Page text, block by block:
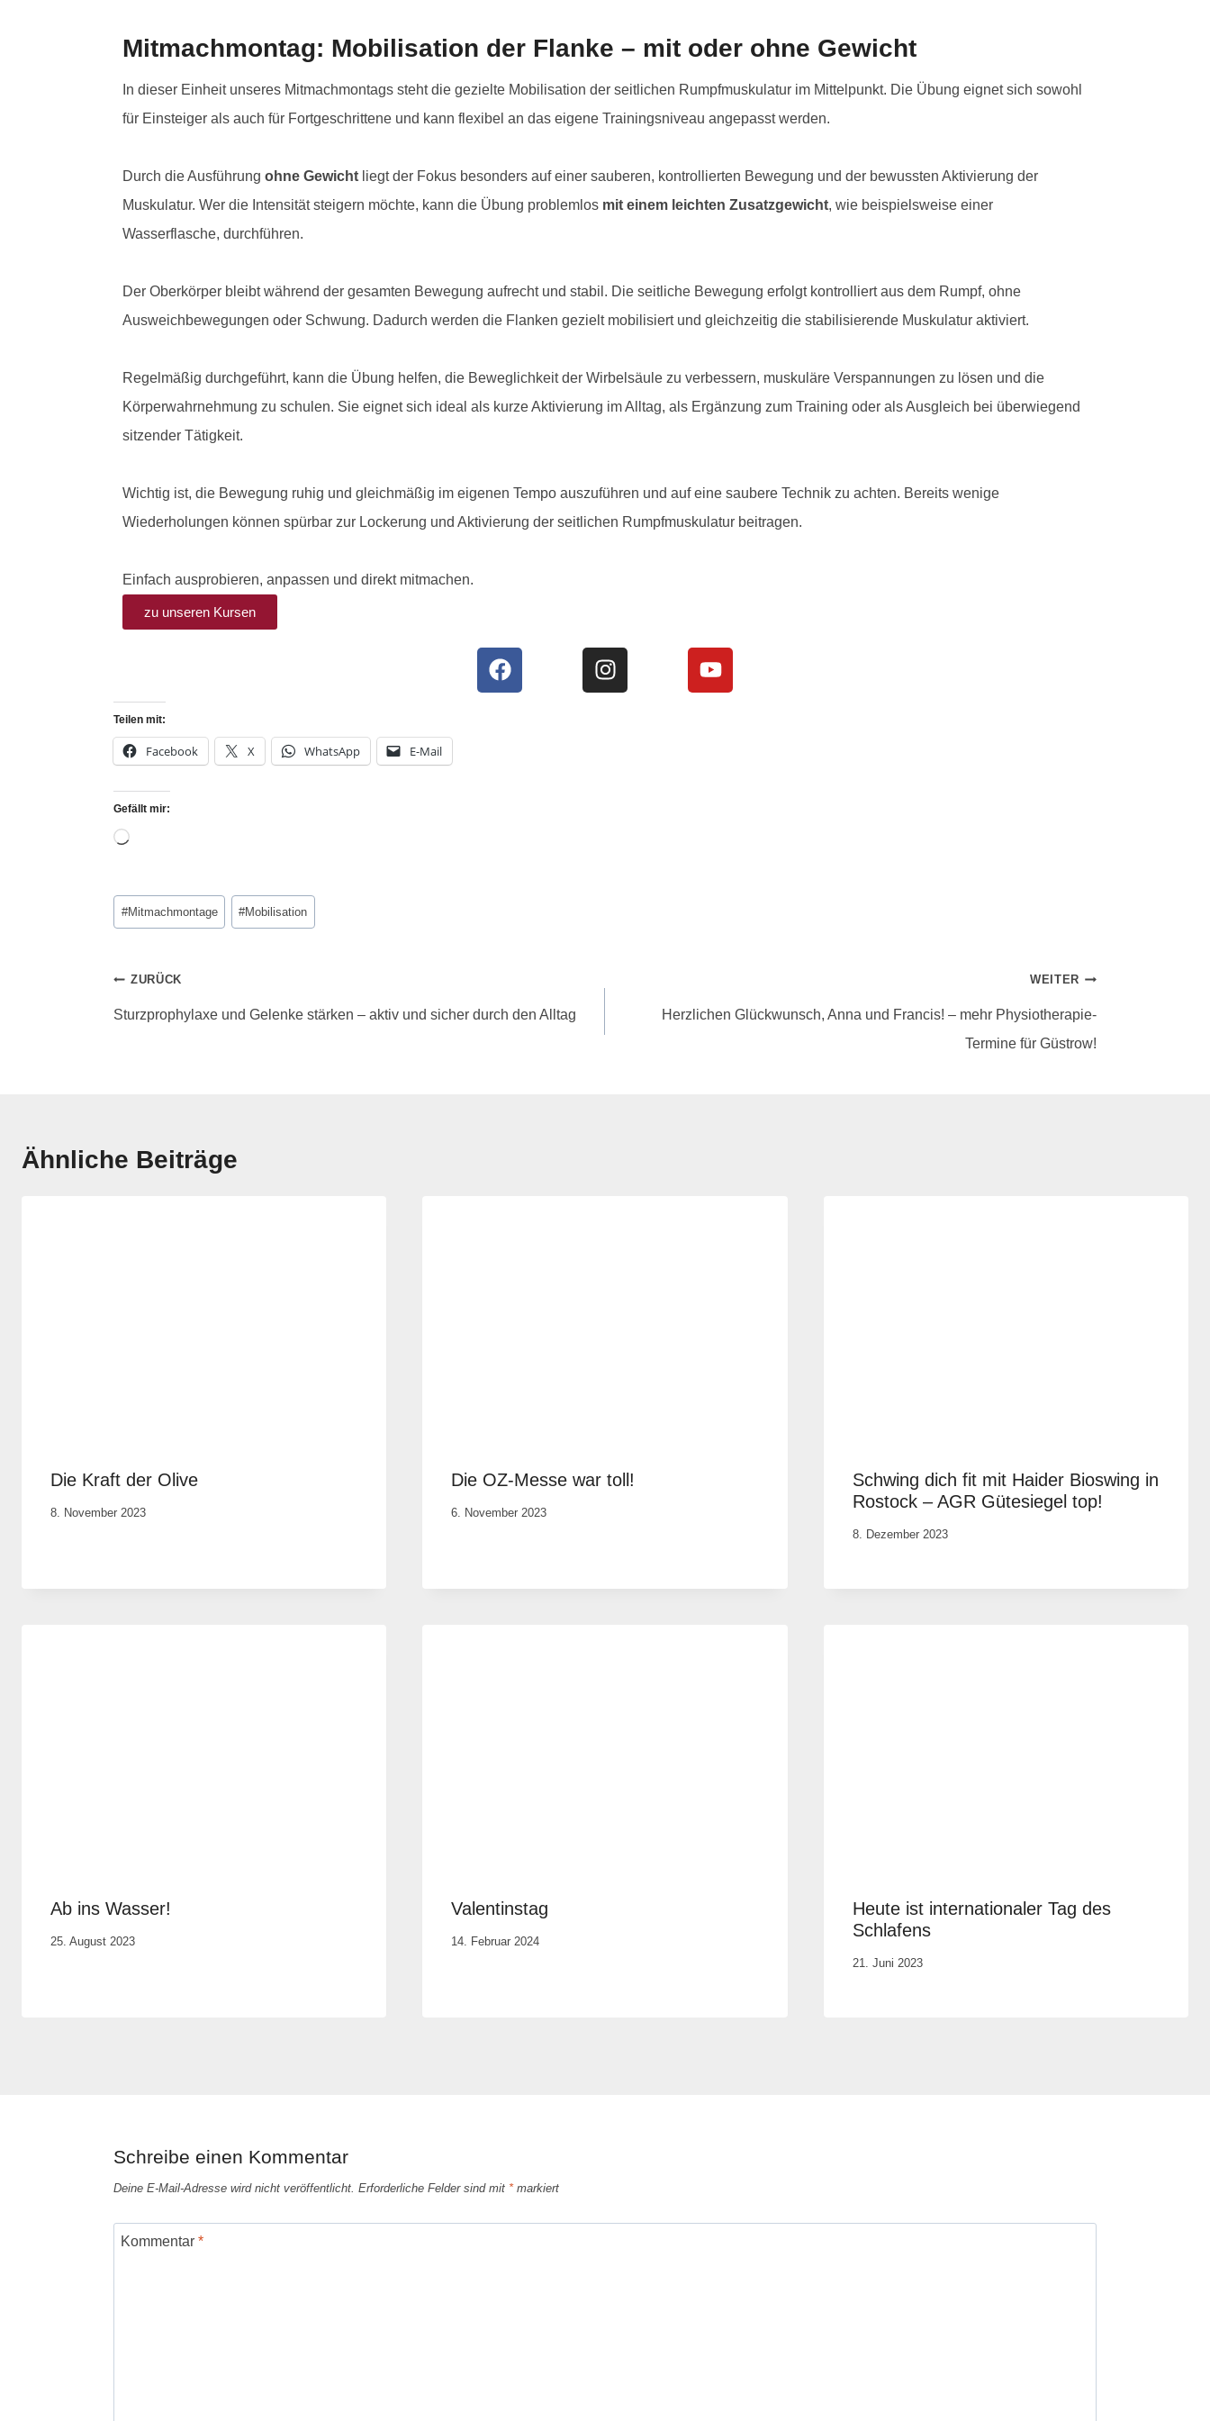
Mitmachmontag: Mobilisation der Flanke – mit oder ohne Gewicht
In dieser Einheit unseres Mitmachmontags steht die gezielte Mobilisation der seitlichen Rumpfmuskulatur im Mittelpunkt. Die Übung eignet sich sowohl
für Einsteiger als auch für Fortgeschrittene und kann flexibel an das eigene Trainingsniveau angepasst werden.
Durch die Ausführung ohne Gewicht liegt der Fokus besonders auf einer sauberen, kontrollierten Bewegung und der bewussten Aktivierung der
Muskulatur. Wer die Intensität steigern möchte, kann die Übung problemlos mit einem leichten Zusatzgewicht, wie beispielsweise einer
Wasserflasche, durchführen.
Der Oberkörper bleibt während der gesamten Bewegung aufrecht und stabil. Die seitliche Bewegung erfolgt kontrolliert aus dem Rumpf, ohne
Ausweichbewegungen oder Schwung. Dadurch werden die Flanken gezielt mobilisiert und gleichzeitig die stabilisierende Muskulatur aktiviert.
Regelmäßig durchgeführt, kann die Übung helfen, die Beweglichkeit der Wirbelsäule zu verbessern, muskuläre Verspannungen zu lösen und die
Körperwahrnehmung zu schulen. Sie eignet sich ideal als kurze Aktivierung im Alltag, als Ergänzung zum Training oder als Ausgleich bei überwiegend
sitzender Tätigkeit.
Wichtig ist, die Bewegung ruhig und gleichmäßig im eigenen Tempo auszuführen und auf eine saubere Technik zu achten. Bereits wenige
Wiederholungen können spürbar zur Lockerung und Aktivierung der seitlichen Rumpfmuskulatur beitragen.
Einfach ausprobieren, anpassen und direkt mitmachen.
zu unseren Kursen
Teilen mit:
Facebook X WhatsApp E-Mail
Gefällt mir:
#Mitmachmontage #Mobilisation
ZURÜCK
Sturzprophylaxe und Gelenke stärken – aktiv und sicher durch den Alltag
WEITER
Herzlichen Glückwunsch, Anna und Francis! – mehr Physiotherapie-
Termine für Güstrow!
Ähnliche Beiträge
Die Kraft der Olive
Von
8. November 2023
Die OZ-Messe war toll!
Von
6. November 2023
Schwing dich fit mit Haider Bioswing in
Rostock – AGR Gütesiegel top!
Von
8. Dezember 2023
Ab ins Wasser!
Von
25. August 2023
Valentinstag
Von
14. Februar 2024
Heute ist internationaler Tag des
Schlafens
Von
21. Juni 2023
Schreibe einen Kommentar
Deine E-Mail-Adresse wird nicht veröffentlicht. Erforderliche Felder sind mit *markiert
Kommentar *